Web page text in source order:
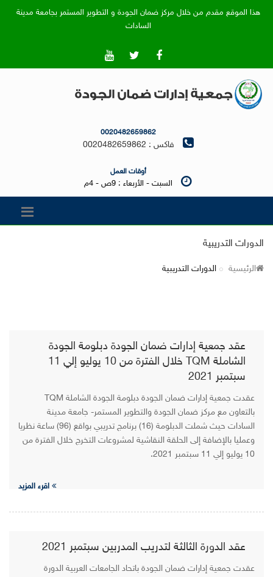
هذا الموقع مقدم من خلال مركز ضمان الجودة و التطوير المستمر بجامعة مدينة
السادات
0020482659862
فاكس : 0020482659862
أوقات العمل
السبت - الأربعاء : 9ص - 4م
الدورات التدريبية
الرئيسية الدورات التدريبية
عقد جمعية إدارات ضمان الجودة دبلومة الجودة
الشاملة TQM خلال الفترة من 10 يوليو إلي 11
سبتمبر 2021
عقدت جمعية إدارات ضمان الجودة دبلومة الجودة الشاملة TQM
بالتعاون مع مركز ضمان الجودة والتطوير المستمر- جامعة مدينة
السادات حيث شملت الدبلومة (16) برنامج تدريبي بواقع (96) ساعة نظريا
وعمليا بالإضافة إلى الحلقة النقاشية لمشروعات التخرج خلال الفترة من
10 يوليو إلي 11 سبتمبر 2021.
اقرء المزيد
عقد الدورة الثالثة لتدريب المدربين سبتمبر 2021
عقدت جمعية إدارات ضمان الجودة باتحاد الجامعات العربية الدورة